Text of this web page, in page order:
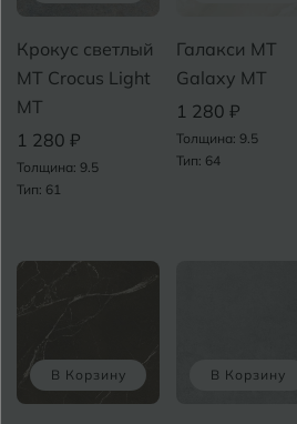
Крокус светлый
MT Crocus Light
MT
1 280 ₽
Толщина: 9.5
Тип: 61
Галакси MT
Galaxy MT
1 280 ₽
Толщина: 9.5
Тип: 64
В Корзину В Корзину